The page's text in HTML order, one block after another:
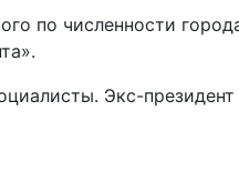
по численности
Экс-